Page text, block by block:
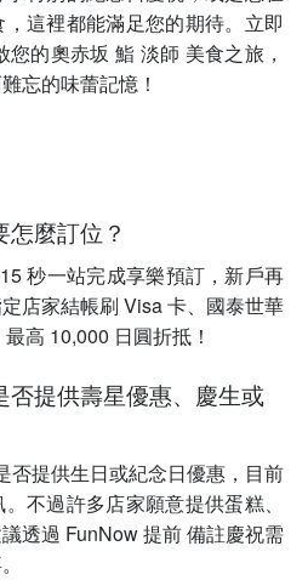
這裡都能滿足您的期待。立即
的奧赤坂 鮨 淡師 美食之旅，
忘的味蕾記憶！
麼訂位？
秒一站完成享樂預訂，新戶再
店家結帳刷 Visa 卡、國泰世華
高 10,000 日圓折抵！
否提供壽星優惠、慶生或
否提供生日或紀念日優惠，目前
不過許多店家願意提供蛋糕、
透過 FunNow 提前 備註慶祝需